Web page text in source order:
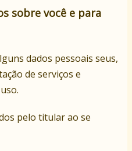
sobre você e para
dados pessoais seus,
de serviços e
pelo titular ao se